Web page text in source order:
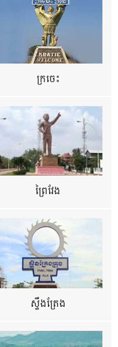
ក្រចេះ
ព្រៃវែង
ស្ទឹងត្រែង